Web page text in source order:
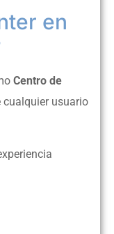
en
Centro de
cualquier usuario